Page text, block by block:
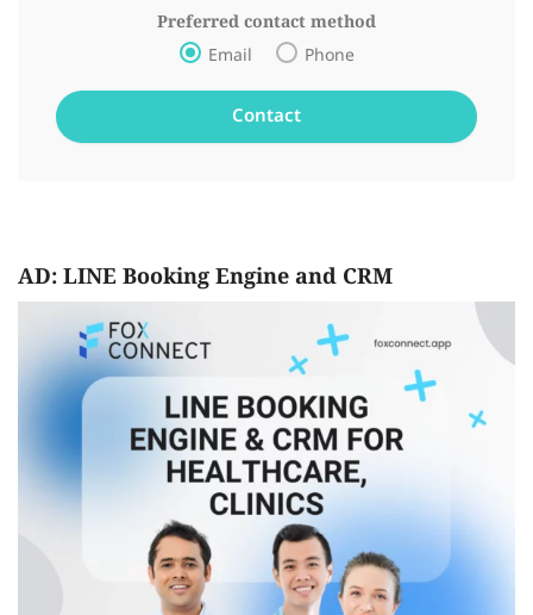
Preferred contact method
Email Phone
AD: LINE Booking Engine and CRM